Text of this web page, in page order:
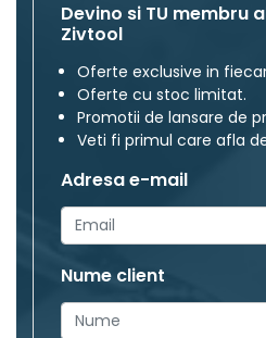
Devino si TU membru
Zivtool
Oferte exclusive in
Oferte cu stoc limitat.
Promotii de lansare de
Veti fi primul care afla
Adresa e-mail
Nume client